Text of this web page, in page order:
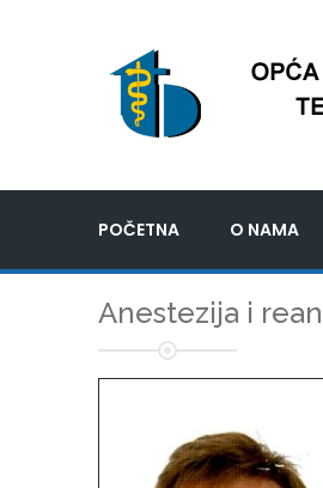
POČETNA O NAMA
Anestezija i